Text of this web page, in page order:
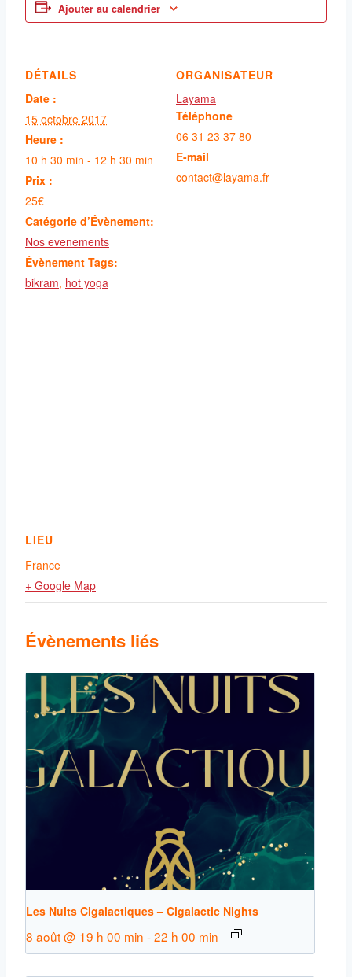
Ajouter au calendrier
DÉTAILS
Date :
15 octobre 2017
Heure :
10 h 30 min - 12 h 30 min
Prix :
25€
Catégorie d’Évènement:
Nos evenements
Évènement Tags:
bikram, hot yoga
ORGANISATEUR
Layama
Téléphone
06 31 23 37 80
E-mail
contact@layama.fr
LIEU
France
+ Google Map
Évènements liés
Les Nuits Cigalactiques – Cigalactic Nights
8 août @ 19 h 00 min -22 h 00 min